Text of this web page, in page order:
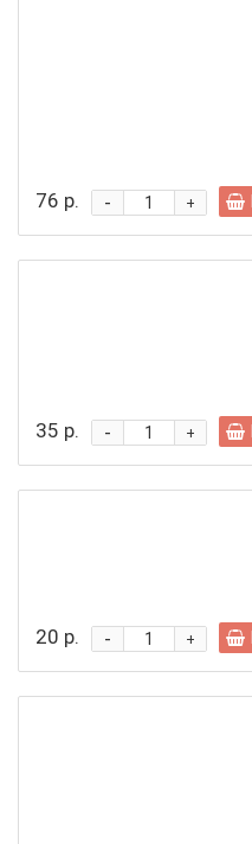
76 р. +
-
35 р. +
-
20 р. +
-